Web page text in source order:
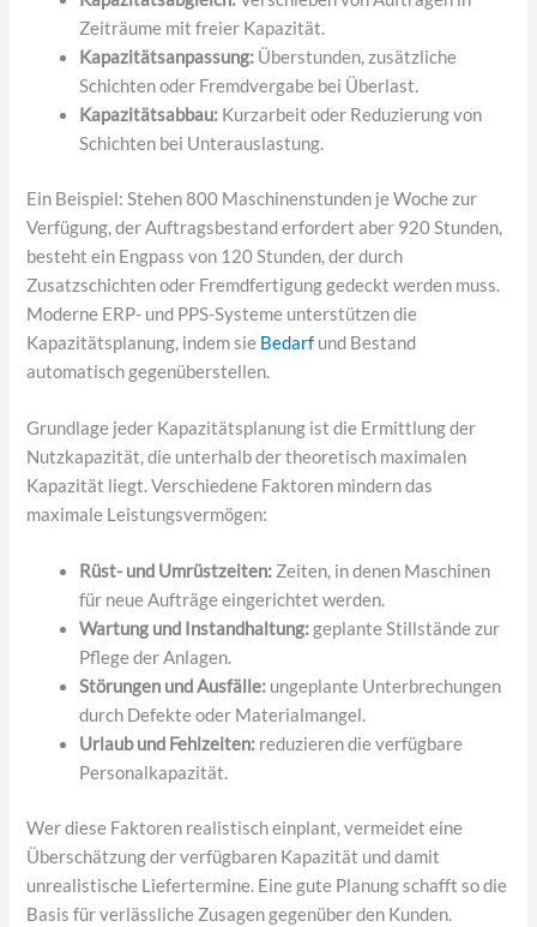
Zeiträume mit freier Kapazität.
Kapazitätsanpassung: Überstunden, zusätzliche
Schichten oder Fremdvergabe bei Überlast.
Kapazitätsabbau: Kurzarbeit oder Reduzierung von
Schichten bei Unterauslastung.
Ein Beispiel: Stehen 800 Maschinenstunden je Woche zur
Verfügung, der Auftragsbestand erfordert aber 920 Stunden,
besteht ein Engpass von 120 Stunden, der durch
Zusatzschichten oder Fremdfertigung gedeckt werden muss.
Moderne ERP- und PPS-Systeme unterstützen die
Kapazitätsplanung, indem sie Bedarf und Bestand
automatisch gegenüberstellen.
Grundlage jeder Kapazitätsplanung ist die Ermittlung der
Nutzkapazität, die unterhalb der theoretisch maximalen
Kapazität liegt. Verschiedene Faktoren mindern das
maximale Leistungsvermögen:
Rüst- und Umrüstzeiten: Zeiten, in denen Maschinen
für neue Aufträge eingerichtet werden.
Wartung und Instandhaltung:geplante Stillstände zur
Pflege der Anlagen.
Störungen und Ausfälle: ungeplante Unterbrechungen
durch Defekte oder Materialmangel.
Urlaub und Fehlzeiten: reduzieren die verfügbare
Personalkapazität.
Wer diese Faktoren realistisch einplant, vermeidet eine
Überschätzung der verfügbaren Kapazität und damit
unrealistische Liefertermine. Eine gute Planung schafft so die
Basis für verlässliche Zusagen gegenüber den Kunden.